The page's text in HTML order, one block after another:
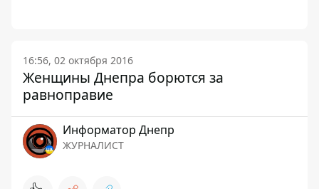
16:56, 02 октября 2016
Женщины Днепра борются за
равноправие
Информатор Днепр
ЖУРНАЛИСТ